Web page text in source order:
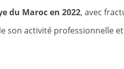
du Maroc en 2022, avec
son activité professionnelle